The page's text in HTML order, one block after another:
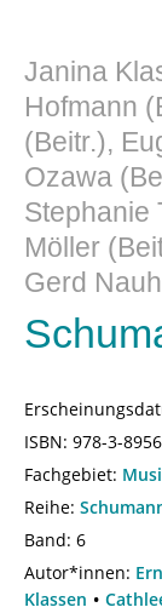
Janina
Hofmann
(Beitr.),
Ozawa
Stephanie
Möller
Gerd
ISBN: 978-3-
Fachgebiet:
Reihe:
Band: 6
Autor*innen:
Klassen